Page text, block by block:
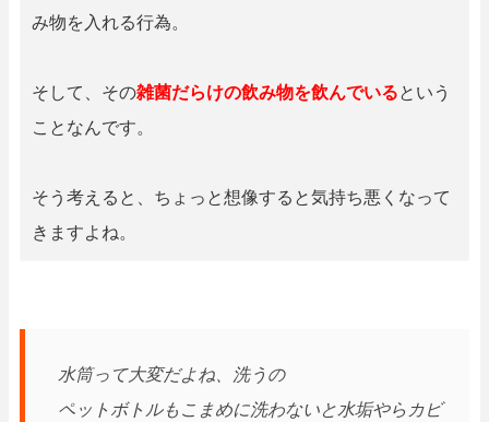
み物を入れる行為。
そして、その雑菌だらけの飲み物を飲んでいるという
ことなんです。
そう考えると、ちょっと想像すると気持ち悪くなって
きますよね。
水筒って大変だよね、洗うの
ペットボトルもこまめに洗わないと水垢やらカビ